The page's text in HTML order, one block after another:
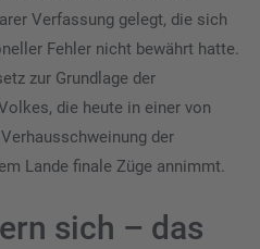
Verfassung gelegt, die sich
Fehler nicht bewährt hatte.
zur Grundlage der
die heute in einer von
der
Lande finale Züge annimmt.
sich – das